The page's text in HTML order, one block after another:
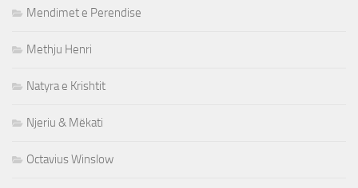
Mendimet e Perendise
Methju Henri
Natyra e Krishtit
Njeriu & Mëkati
Octavius Winslow